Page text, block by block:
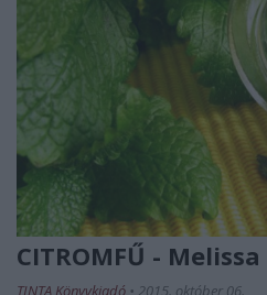
CITROMFŰ -
TINTA Könyvkiadó • 2015. október 06.